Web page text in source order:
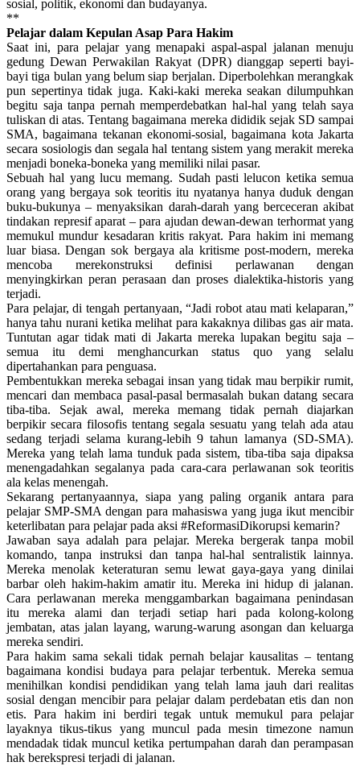
sosial, politik, ekonomi dan budayanya.
**
Pelajar dalam Kepulan Asap Para Hakim
Saat ini, para pelajar yang menapaki aspal-aspal jalanan menuju
gedung Dewan Perwakilan Rakyat (DPR) dianggap seperti bayi-
bayi tiga bulan yang belum siap berjalan. Diperbolehkan merangkak
pun sepertinya tidak juga. Kaki-kaki mereka seakan dilumpuhkan
begitu saja tanpa pernah memperdebatkan hal-hal yang telah saya
tuliskan di atas. Tentang bagaimana mereka dididik sejak SD sampai
SMA, bagaimana tekanan ekonomi-sosial, bagaimana kota Jakarta
secara sosiologis dan segala hal tentang sistem yang merakit mereka
menjadi boneka-boneka yang memiliki nilai pasar.
Sebuah hal yang lucu memang. Sudah pasti lelucon ketika semua
orang yang bergaya sok teoritis itu nyatanya hanya duduk dengan
buku-bukunya – menyaksikan darah-darah yang berceceran akibat
tindakan represif aparat – para ajudan dewan-dewan terhormat yang
memukul mundur kesadaran kritis rakyat. Para hakim ini memang
luar biasa. Dengan sok bergaya ala kritisme post-modern, mereka
mencoba merekonstruksi definisi perlawanan dengan
menyingkirkan peran perasaan dan proses dialektika-historis yang
terjadi.
Para pelajar, di tengah pertanyaan, “Jadi robot atau mati kelaparan,”
hanya tahu nurani ketika melihat para kakaknya dilibas gas air mata.
Tuntutan agar tidak mati di Jakarta mereka lupakan begitu saja –
semua itu demi menghancurkan status quo yang selalu
dipertahankan para penguasa.
Pembentukkan mereka sebagai insan yang tidak mau berpikir rumit,
mencari dan membaca pasal-pasal bermasalah bukan datang secara
tiba-tiba. Sejak awal, mereka memang tidak pernah diajarkan
berpikir secara filosofis tentang segala sesuatu yang telah ada atau
sedang terjadi selama kurang-lebih 9 tahun lamanya (SD-SMA).
Mereka yang telah lama tunduk pada sistem, tiba-tiba saja dipaksa
menengadahkan segalanya pada cara-cara perlawanan sok teoritis
ala kelas menengah.
Sekarang pertanyaannya, siapa yang paling organik antara para
pelajar SMP-SMA dengan para mahasiswa yang juga ikut mencibir
keterlibatan para pelajar pada aksi #ReformasiDikorupsi kemarin?
Jawaban saya adalah para pelajar. Mereka bergerak tanpa mobil
komando, tanpa instruksi dan tanpa hal-hal sentralistik lainnya.
Mereka menolak keteraturan semu lewat gaya-gaya yang dinilai
barbar oleh hakim-hakim amatir itu. Mereka ini hidup di jalanan.
Cara perlawanan mereka menggambarkan bagaimana penindasan
itu mereka alami dan terjadi setiap hari pada kolong-kolong
jembatan, atas jalan layang, warung-warung asongan dan keluarga
mereka sendiri.
Para hakim sama sekali tidak pernah belajar kausalitas – tentang
bagaimana kondisi budaya para pelajar terbentuk. Mereka semua
menihilkan kondisi pendidikan yang telah lama jauh dari realitas
sosial dengan mencibir para pelajar dalam perdebatan etis dan non
etis. Para hakim ini berdiri tegak untuk memukul para pelajar
layaknya tikus-tikus yang muncul pada mesin timezone namun
mendadak tidak muncul ketika pertumpahan darah dan perampasan
hak berekspresi terjadi di jalanan.